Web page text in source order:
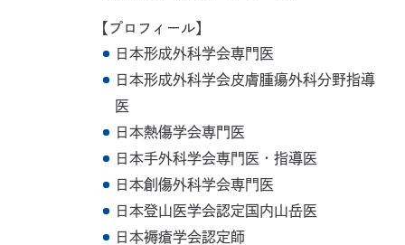
【プロフィール】
日本形成外科学会専門医
日本形成外科学会皮膚腫瘍外科分野指導
医
日本熱傷学会専門医
日本手外科学会専門医・指導医
日本創傷外科学会専門医
日本登山医学会認定国内山岳医
日本褥瘡学会認定師